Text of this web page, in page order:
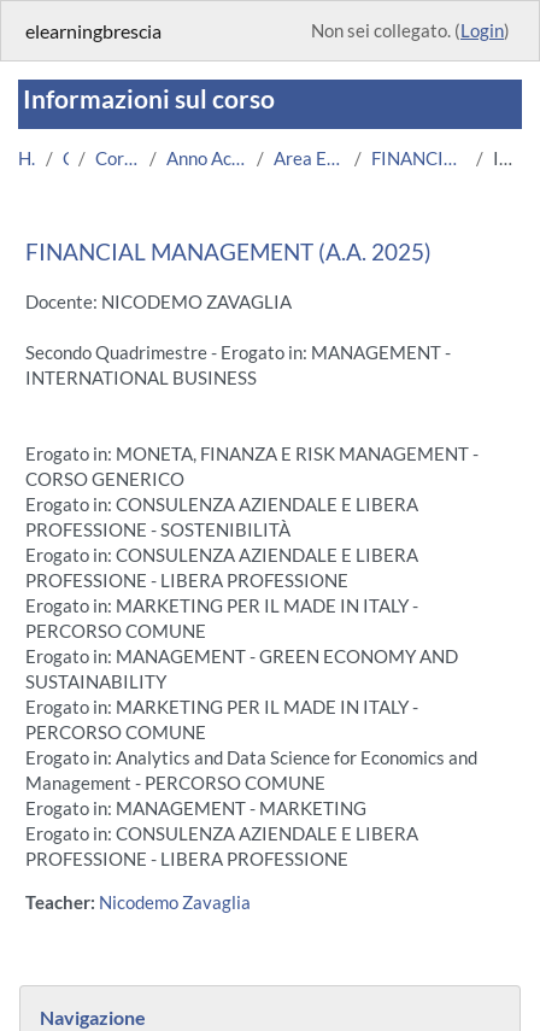
elearningbrescia Non sei collegato. (Login)
Informazioni sul corso
Home Corsi Corsi Istituzionali Anno Accademico 2025/2026 Area Economico-Statistica FINANCIAL MANAGEMENT 2026 Introduzione
FINANCIAL MANAGEMENT (A.A. 2025)
Docente: NICODEMO ZAVAGLIA
Secondo Quadrimestre - Erogato in: MANAGEMENT -
INTERNATIONAL BUSINESS
Erogato in: MONETA, FINANZA E RISK MANAGEMENT -
CORSO GENERICO
Erogato in: CONSULENZA AZIENDALE E LIBERA
PROFESSIONE - SOSTENIBILITÀ
Erogato in: CONSULENZA AZIENDALE E LIBERA
PROFESSIONE - LIBERA PROFESSIONE
Erogato in: MARKETING PER IL MADE IN ITALY -
PERCORSO COMUNE
Erogato in: MANAGEMENT - GREEN ECONOMY AND
SUSTAINABILITY
Erogato in: MARKETING PER IL MADE IN ITALY -
PERCORSO COMUNE
Erogato in: Analytics and Data Science for Economics and
Management - PERCORSO COMUNE
Erogato in: MANAGEMENT - MARKETING
Erogato in: CONSULENZA AZIENDALE E LIBERA
PROFESSIONE - LIBERA PROFESSIONE
Teacher: Nicodemo Zavaglia
Blocchi
Navigazione